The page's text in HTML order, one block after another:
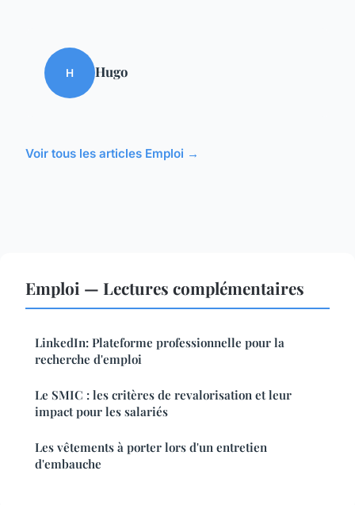
H Hugo
Voir tous les articles Emploi →
Emploi — Lectures complémentaires
LinkedIn: Plateforme professionnelle pour la
recherche d'emploi
Le SMIC : les critères de revalorisation et leur
impact pour les salariés
Les vêtements à porter lors d'un entretien
d'embauche